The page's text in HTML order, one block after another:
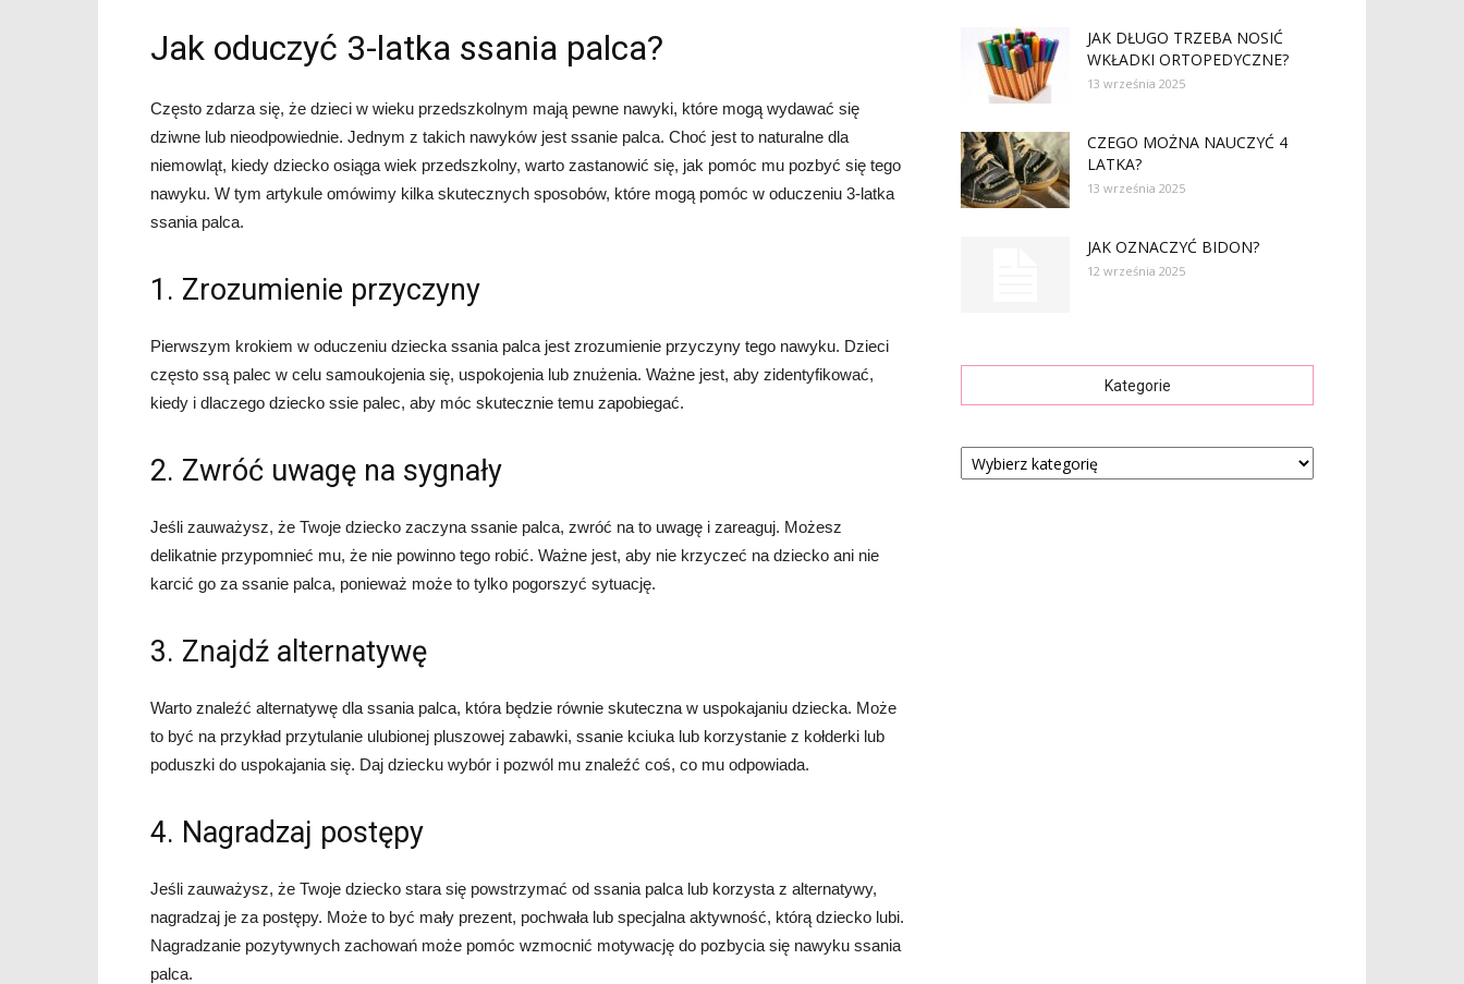
Jak oduczyć 3-latka ssania palca?
Często zdarza się, że dzieci w wieku przedszkolnym mają pewne nawyki, które mogą wydawać się
dziwne lub nieodpowiednie. Jednym z takich nawyków jest ssanie palca. Choć jest to naturalne dla
niemowląt, kiedy dziecko osiąga wiek przedszkolny, warto zastanowić się, jak pomóc mu pozbyć się tego
nawyku. W tym artykule omówimy kilka skutecznych sposobów, które mogą pomóc w oduczeniu 3-latka
ssania palca.
1. Zrozumienie przyczyny
Pierwszym krokiem w oduczeniu dziecka ssania palca jest zrozumienie przyczyny tego nawyku. Dzieci
często ssą palec w celu samoukojenia się, uspokojenia lub znużenia. Ważne jest, aby zidentyfikować,
kiedy i dlaczego dziecko ssie palec, aby móc skutecznie temu zapobiegać.
2. Zwróć uwagę na sygnały
Jeśli zauważysz, że Twoje dziecko zaczyna ssanie palca, zwróć na to uwagę i zareaguj. Możesz
delikatnie przypomnieć mu, że nie powinno tego robić. Ważne jest, aby nie krzyczeć na dziecko ani nie
karcić go za ssanie palca, ponieważ może to tylko pogorszyć sytuację.
3. Znajdź alternatywę
Warto znaleźć alternatywę dla ssania palca, która będzie równie skuteczna w uspokajaniu dziecka. Może
to być na przykład przytulanie ulubionej pluszowej zabawki, ssanie kciuka lub korzystanie z kołderki lub
poduszki do uspokajania się. Daj dziecku wybór i pozwól mu znaleźć coś, co mu odpowiada.
4. Nagradzaj postępy
Jeśli zauważysz, że Twoje dziecko stara się powstrzymać od ssania palca lub korzysta z alternatywy,
nagradzaj je za postępy. Może to być mały prezent, pochwała lub specjalna aktywność, którą dziecko lubi.
Nagradzanie pozytywnych zachowań może pomóc wzmocnić motywację do pozbycia się nawyku ssania
palca.
JAK DŁUGO TRZEBA NOSIĆ
WKŁADKI ORTOPEDYCZNE?
13 września 2025
CZEGO MOŻNA NAUCZYĆ 4
LATKA?
13 września 2025
JAK OZNACZYĆ BIDON?
12 września 2025
Kategorie
Kategorie